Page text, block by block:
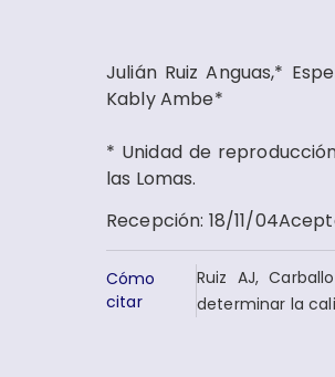
Julián Ruiz Anguas,*
Kably Ambe*
* Unidad de
las Lomas.
Recepción: 18/11/04
Cómo
citar
Ruiz AJ,
determinar la